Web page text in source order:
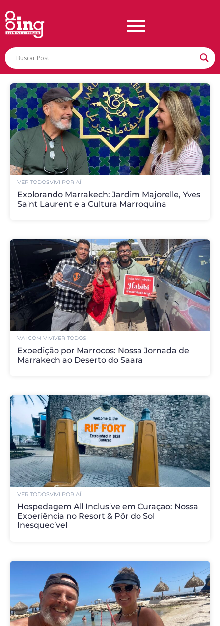
VER TODOSVIVI POR AÍ
Explorando Marrakech: Jardim Majorelle, Yves
Saint Laurent e a Cultura Marroquina
VAI COM VIVIVER TODOS
Expedição por Marrocos: Nossa Jornada de
Marrakech ao Deserto do Saara
VER TODOSVIVI POR AÍ
Hospedagem All Inclusive em Curaçao: Nossa
Experiência no Resort & Pôr do Sol
Inesquecível